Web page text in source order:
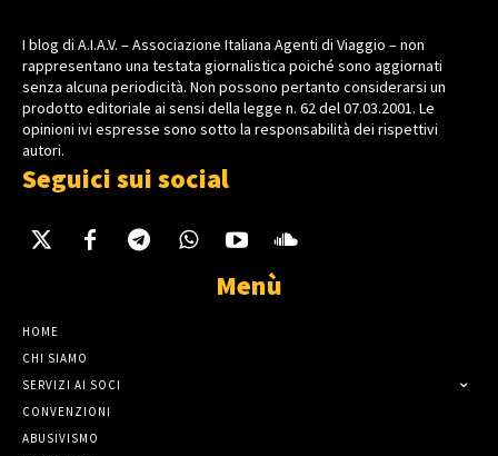
I blog di A.I.A.V. – Associazione Italiana Agenti di Viaggio – non
rappresentano una testata giornalistica poiché sono aggiornati
senza alcuna periodicità. Non possono pertanto considerarsi un
prodotto editoriale ai sensi della legge n. 62 del 07.03.2001. Le
opinioni ivi espresse sono sotto la responsabilità dei rispettivi
autori.
Seguici sui social
Menù
HOME
CHI SIAMO
SERVIZI AI SOCI
CONVENZIONI
ABUSIVISMO